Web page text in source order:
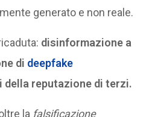
generato e non reale.
disinformazione a
di deepfake
della reputazione di terzi.
la falsificazione